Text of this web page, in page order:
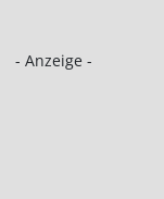
- Anzeige -